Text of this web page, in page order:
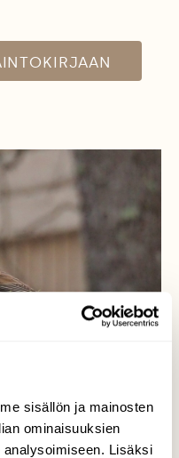
sisällön ja mainosten
ominaisuuksien
Lisäksi